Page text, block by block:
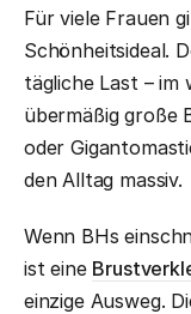
Für viele Frauen
Schönheitsideal.
tägliche Last – im
übermäßig große
oder
den Alltag massiv.
Wenn BHs
ist eine
einzige Ausweg.